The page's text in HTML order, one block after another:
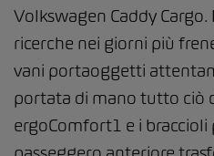
Volkswagen Caddy
ricerche nei giorni più
vani portaoggetti
portata di mano tutto ciò
ergoComfort1 e i braccioli